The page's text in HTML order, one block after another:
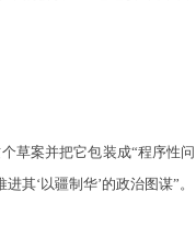
草案并把它包装成“程序性问
其‘以疆制华’的政治图谋”。